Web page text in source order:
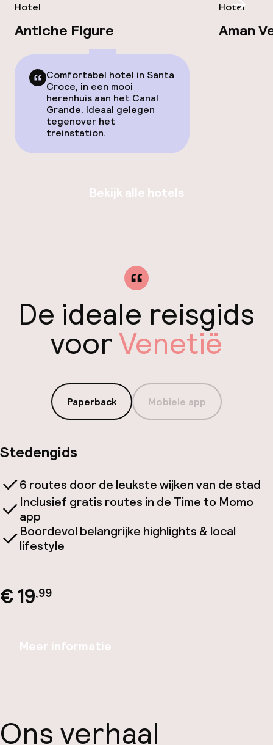
Hotel
Antiche Figure
Comfortabel hotel in Santa
Croce, in een mooi
herenhuis aan het Canal
Grande. Ideaal gelegen
tegenover het
treinstation.
Hotel
Aman
Bekijk alle hotels
De ideale reisgids
voorVenetië
Paperback Mobiele app
Stedengids
6 routes door de leukste wijken van de stad
Inclusief gratis routes in de Time to Momo
app
Boordevol belangrijke highlights & local
lifestyle
€ 19,99
Meer informatie
Ons verhaal